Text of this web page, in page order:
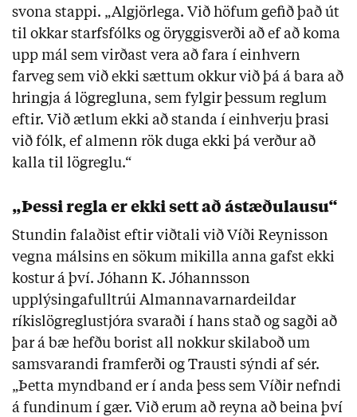
svona stappi. „Algjörlega. Við höfum gefið það út
til okkar starfsfólks og öryggisverði að ef að koma
upp mál sem virðast vera að fara í einhvern
farveg sem við ekki sættum okkur við þá á bara að
hringja á lögregluna, sem fylgir þessum reglum
eftir. Við ætlum ekki að standa í einhverju þrasi
við fólk, ef almenn rök duga ekki þá verður að
kalla til lögreglu.“
„Þessi regla er ekki sett að ástæðulausu“
Stundin falaðist eftir viðtali við Víði Reynisson
vegna málsins en sökum mikilla anna gafst ekki
kostur á því. Jóhann K. Jóhannsson
upplýsingafulltrúi Almannavarnardeildar
ríkislögreglustjóra svaraði í hans stað og sagði að
þar á bæ hefðu borist all nokkur skilaboð um
samsvarandi framferði og Trausti sýndi af sér.
„Þetta myndband er í anda þess sem Víðir nefndi
á fundinum í gær. Við erum að reyna að beina því